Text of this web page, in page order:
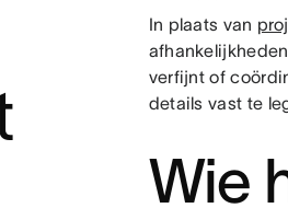
In plaats van
verfijnt of
details vast te
Wie